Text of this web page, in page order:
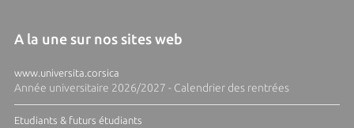
A la une sur nos sites web
www.universita.corsica
Année universitaire 2026/2027 - Calendrier des rentrées
Etudiants & futurs étudiants